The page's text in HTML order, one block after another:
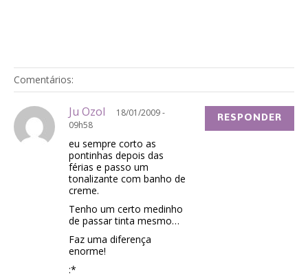
Comentários:
Ju Ozol
18/01/2009 -
09h58
eu sempre corto as
pontinhas depois das
férias e passo um
tonalizante com banho de
creme.
Tenho um certo medinho
de passar tinta mesmo…
Faz uma diferença
enorme!
:*
RESPONDER